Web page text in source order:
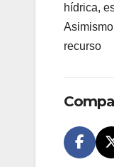
hídrica,
recurso